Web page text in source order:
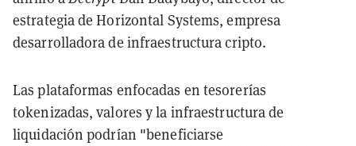
estrategia de Horizontal Systems, empresa
desarrolladora de infraestructura cripto.
Las plataformas enfocadas en tesorerías
tokenizadas, valores y la infraestructura de
liquidación podrían "beneficiarse